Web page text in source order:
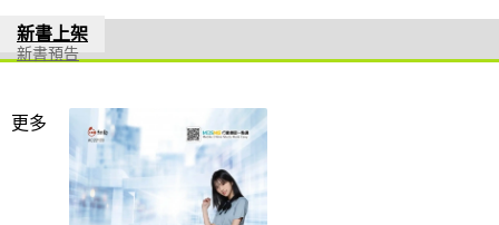
新書上架
新書預告
更多